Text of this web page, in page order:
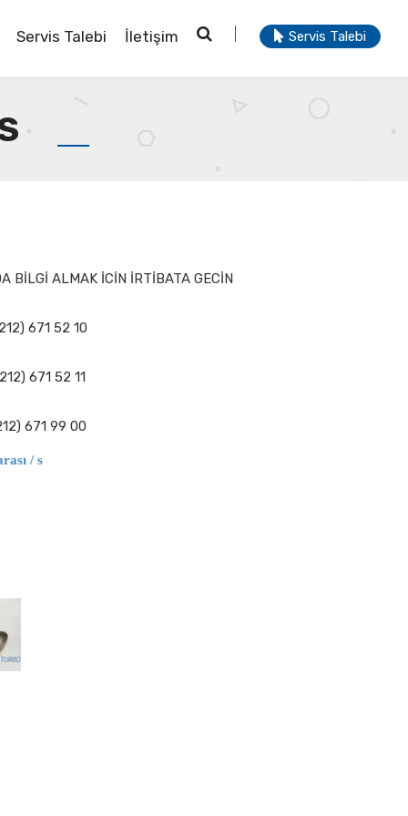
Servis Talebi İletişim Servis Talebi
BİLGİ ALMAK İCİN İRTİBATA GECİN
671 52 10
671 52 11
671 99 00
/ s